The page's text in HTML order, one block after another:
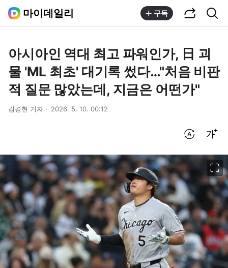
마이데일리 구독
아시아인 역대 최고 파워인가, 日 괴
물 'ML 최초' 대기록 썼다…"처음 비판
적 질문 많았는데, 지금은 어떤가"
김경현 기자 2026. 5. 10. 00:12